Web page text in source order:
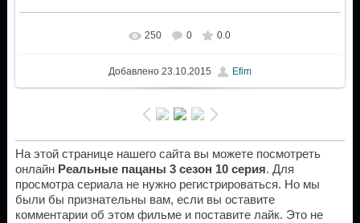
250 0 0.0
Добавлено23.10.2015 Efim
На этой странице нашего сайта вы можете посмотреть
онлайн Реальные пацаны 3 сезон 10 серия. Для
просмотра сериала не нужно регистрироваться. Но мы
были бы признательны вам, если вы оставите
комментарии об этом фильме и поставите лайк. Это не